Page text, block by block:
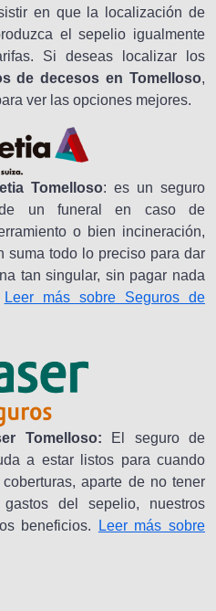
en que la localización de
el sepelio igualmente
Si deseas localizar los
de decesos en Tomelloso,
ver las opciones mejores.
Tomelloso: es un seguro
un funeral en caso de
o bien incineración,
todo lo preciso para dar
tan singular, sin pagar nada
Leer más sobre Seguros de
Tomelloso: El seguro de
a estar listos para cuando
aparte de no tener
del sepelio, nuestros
beneficios.
Leer más sobre